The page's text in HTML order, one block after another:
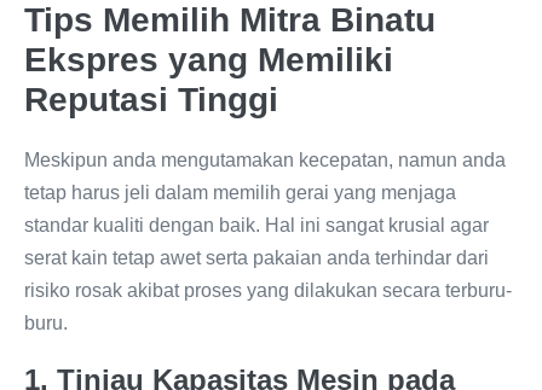
Tips Memilih Mitra Binatu
Ekspres yang Memiliki
Reputasi Tinggi
Meskipun anda mengutamakan kecepatan, namun anda
tetap harus jeli dalam memilih gerai yang menjaga
standar kualiti dengan baik. Hal ini sangat krusial agar
serat kain tetap awet serta pakaian anda terhindar dari
risiko rosak akibat proses yang dilakukan secara terburu-
buru.
1. Tinjau Kapasitas Mesin pada